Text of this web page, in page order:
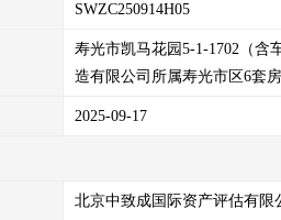
SWZC250914H05
寿光市凯马花园5-1-1702（含
造有限公司所属寿光市区6套
2025-09-17
北京中致成国际资产评估有限